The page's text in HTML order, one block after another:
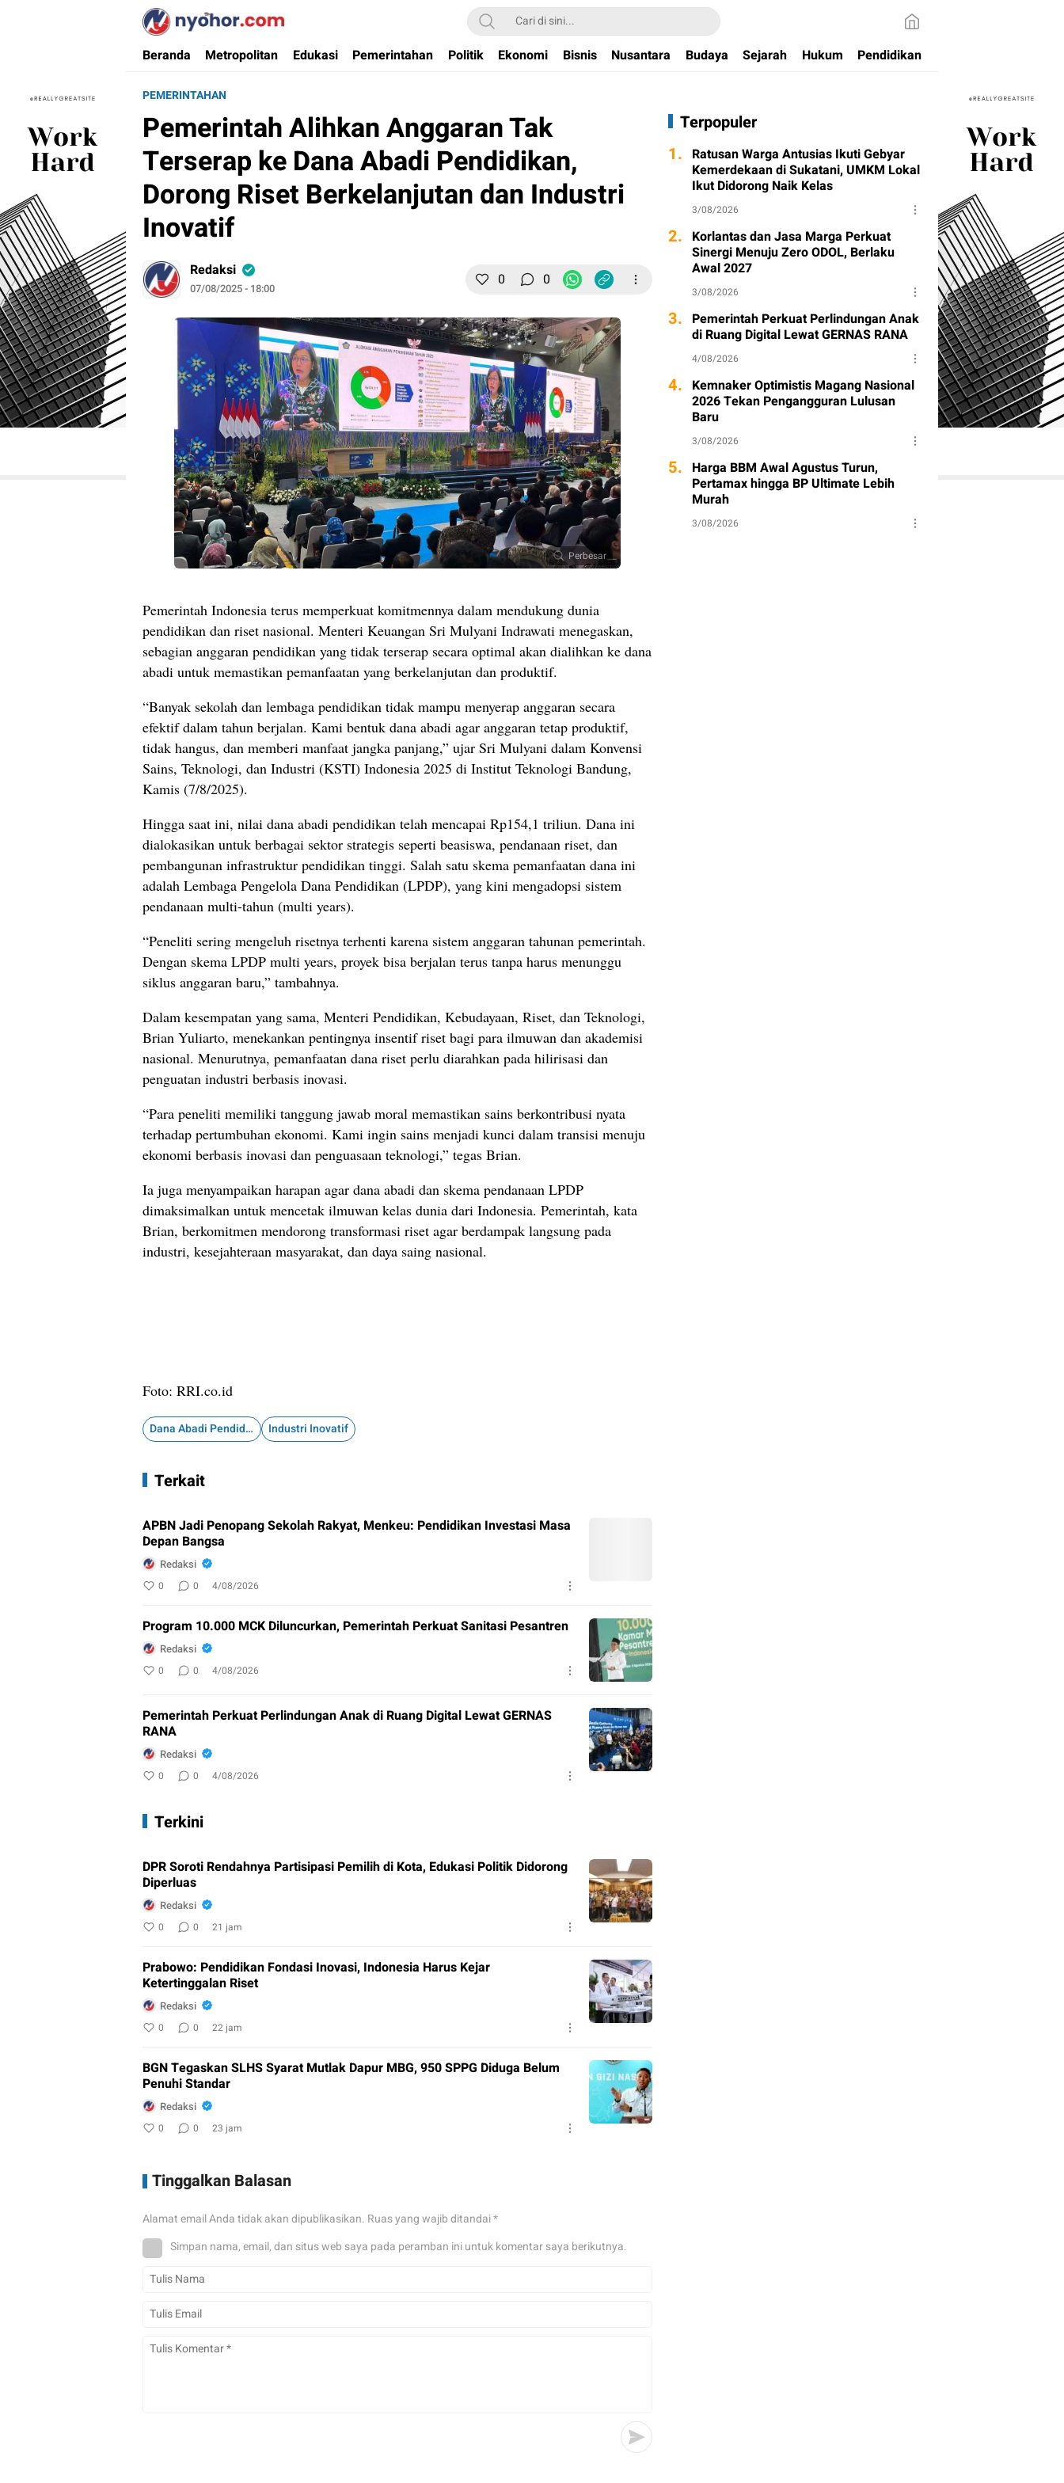
Nyohor.com
Media Informasi Ternyohor
Beranda Metropolitan Edukasi Pemerintahan Politik Ekonomi Bisnis Nusantara Budaya Sejarah Hukum Pendidikan
PEMERINTAHAN
Pemerintah Alihkan Anggaran Tak
Terserap ke Dana Abadi Pendidikan,
Dorong Riset Berkelanjutan dan Industri
Inovatif
Redaksi
07/08/2025 - 18:00 0 0
Perbesar
Pemerintah Indonesia terus memperkuat komitmennya dalam mendukung dunia
pendidikan dan riset nasional. Menteri Keuangan Sri Mulyani Indrawati menegaskan,
sebagian anggaran pendidikan yang tidak terserap secara optimal akan dialihkan ke dana
abadi untuk memastikan pemanfaatan yang berkelanjutan dan produktif.
“Banyak sekolah dan lembaga pendidikan tidak mampu menyerap anggaran secara
efektif dalam tahun berjalan. Kami bentuk dana abadi agar anggaran tetap produktif,
tidak hangus, dan memberi manfaat jangka panjang,” ujar Sri Mulyani dalam Konvensi
Sains, Teknologi, dan Industri (KSTI) Indonesia 2025 di Institut Teknologi Bandung,
Kamis (7/8/2025).
Hingga saat ini, nilai dana abadi pendidikan telah mencapai Rp154,1 triliun. Dana ini
dialokasikan untuk berbagai sektor strategis seperti beasiswa, pendanaan riset, dan
pembangunan infrastruktur pendidikan tinggi. Salah satu skema pemanfaatan dana ini
adalah Lembaga Pengelola Dana Pendidikan (LPDP), yang kini mengadopsi sistem
pendanaan multi-tahun (multi years).
“Peneliti sering mengeluh risetnya terhenti karena sistem anggaran tahunan pemerintah.
Dengan skema LPDP multi years, proyek bisa berjalan terus tanpa harus menunggu
siklus anggaran baru,” tambahnya.
Dalam kesempatan yang sama, Menteri Pendidikan, Kebudayaan, Riset, dan Teknologi,
Brian Yuliarto, menekankan pentingnya insentif riset bagi para ilmuwan dan akademisi
nasional. Menurutnya, pemanfaatan dana riset perlu diarahkan pada hilirisasi dan
penguatan industri berbasis inovasi.
“Para peneliti memiliki tanggung jawab moral memastikan sains berkontribusi nyata
terhadap pertumbuhan ekonomi. Kami ingin sains menjadi kunci dalam transisi menuju
ekonomi berbasis inovasi dan penguasaan teknologi,” tegas Brian.
Ia juga menyampaikan harapan agar dana abadi dan skema pendanaan LPDP
dimaksimalkan untuk mencetak ilmuwan kelas dunia dari Indonesia. Pemerintah, kata
Brian, berkomitmen mendorong transformasi riset agar berdampak langsung pada
industri, kesejahteraan masyarakat, dan daya saing nasional.
Foto: RRI.co.id
Dana Abadi Pendidikan Industri Inovatif
Terkait
APBN Jadi Penopang Sekolah Rakyat, Menkeu: Pendidikan Investasi Masa
Depan Bangsa
Redaksi
0 0 4/08/2026
Program 10.000 MCK Diluncurkan, Pemerintah Perkuat Sanitasi Pesantren
Redaksi
0 0 4/08/2026
Pemerintah Perkuat Perlindungan Anak di Ruang Digital Lewat GERNAS
RANA
Redaksi
0 0 4/08/2026
Terkini
DPR Soroti Rendahnya Partisipasi Pemilih di Kota, Edukasi Politik Didorong
Diperluas
Redaksi
0 0 21 jam
Prabowo: Pendidikan Fondasi Inovasi, Indonesia Harus Kejar
Ketertinggalan Riset
Redaksi
0 0 22 jam
BGN Tegaskan SLHS Syarat Mutlak Dapur MBG, 950 SPPG Diduga Belum
Penuhi Standar
Redaksi
0 0 23 jam
Tinggalkan Balasan
Alamat email Anda tidak akan dipublikasikan. Ruas yang wajib ditandai*
Simpan nama, email, dan situs web saya pada peramban ini untuk komentar saya berikutnya.
Terpopuler
1. Ratusan Warga Antusias Ikuti Gebyar
Kemerdekaan di Sukatani, UMKM Lokal
Ikut Didorong Naik Kelas
3/08/2026
2. Korlantas dan Jasa Marga Perkuat
Sinergi Menuju Zero ODOL, Berlaku
Awal 2027
3/08/2026
3. Pemerintah Perkuat Perlindungan Anak
di Ruang Digital Lewat GERNAS RANA
4/08/2026
4. Kemnaker Optimistis Magang Nasional
2026 Tekan Pengangguran Lulusan
Baru
3/08/2026
5. Harga BBM Awal Agustus Turun,
Pertamax hingga BP Ultimate Lebih
Murah
3/08/2026